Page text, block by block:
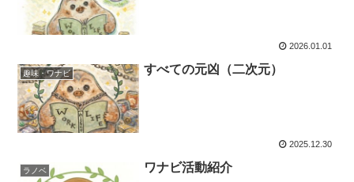
2026.01.01
趣味・ワナビ すべての元凶（二次元）
2025.12.30
ラノベ ワナビ活動紹介